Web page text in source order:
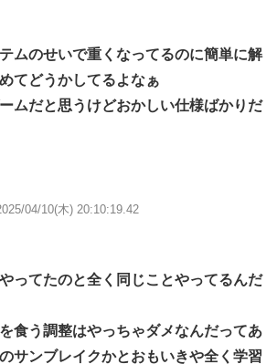
ムのせいで重くなってるのに簡単に解
てどうかしてるよなぁ
ムだと思うけどおかしい仕様ばかりだ
04/10(木) 20:10:19.42
ってたのと全く同じことやってるんだ
食う調整はやっちゃダメなんだってあ
サンブレイクかとおもいきや全く学習